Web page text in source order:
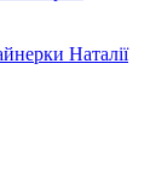
Наталії